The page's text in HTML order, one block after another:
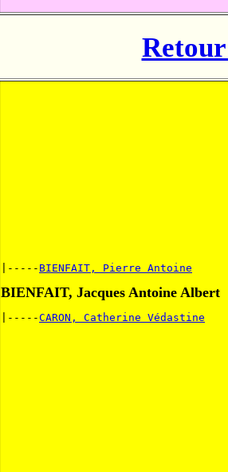
|----- BIENFAIT, Pierre Antoine
BIENFAIT, Jacques Antoine Albert
|-----CARON, Catherine Védastine